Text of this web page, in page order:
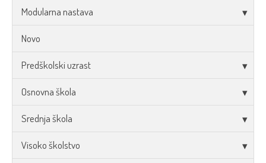
Modularna nastava
Novo
Predškolski uzrast
Osnovna škola
Srednja škola
Visoko školstvo